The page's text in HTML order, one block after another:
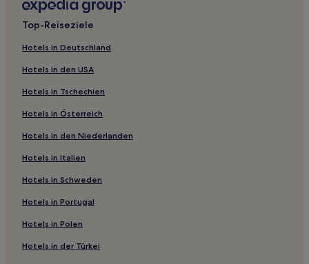
Hotels nahe Park Inn Hotel and City National Bank
Alta Vista Hotels
Hotels nahe Phelps Youth Pavilion
Dumont Hotels
Chickasaw County: Hotels
Hotels nahe John Deere Tractor & Engine Museum
New Vienna Hotels
Sheffield Hotels
Church Hotels
Hotels nahe Mason City Municipal
Mason City Hotels
Hotels nahe Waterloo Center for the Arts
Top-Reiseziele
Hotels in Deutschland
Hotels in den USA
Hotels in Tschechien
Hotels in Österreich
Hotels in den Niederlanden
Hotels in Italien
Hotels in Schweden
Hotels in Portugal
Hotels in Polen
Hotels in der Türkei